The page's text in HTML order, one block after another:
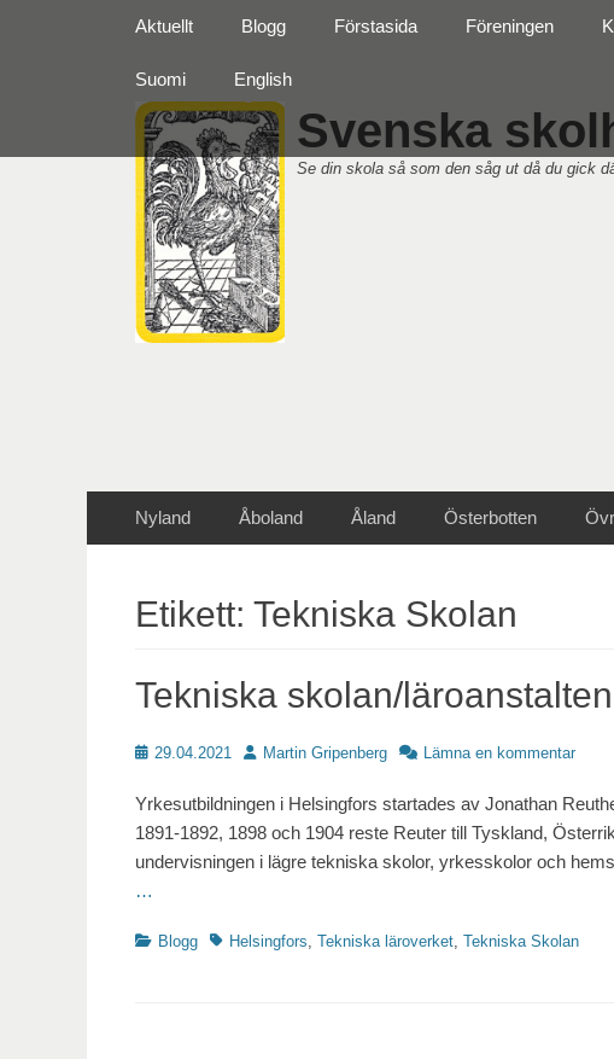
Svenska
Se din skola så som den såg ut då du gick
Primär meny
innehåll
Aktuellt Blogg Förstasida Föreningen
Suomi English
Sekundär meny
Nyland Åboland Åland Österbotten
Etikett: Tekniska Skolan
Tekniska skolan/
Publicerat
29.04.2021 Författare
Martin Gripenberg Lämna en kommentar
Yrkesutbildningen i Helsingfors startades av Jonathan
1891-1892, 1898 och 1904 reste Reuter till Tyskland,
undervisningen i lägre tekniska skolor, yrkesskolor och
…
Kategorier
Blogg Etiketter
Helsingfors, Tekniska läroverket, Tekniska Skolan